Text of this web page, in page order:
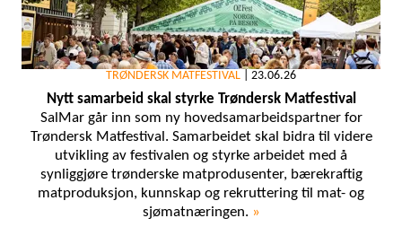
TRØNDERSK MATFESTIVAL 23.06.26
Nytt samarbeid skal styrke Trøndersk Matfestival
SalMar går inn som ny hovedsamarbeidspartner for
Trøndersk Matfestival. Samarbeidet skal bidra til videre
utvikling av festivalen og styrke arbeidet med å
synliggjøre trønderske matprodusenter, bærekraftig
matproduksjon, kunnskap og rekruttering til mat- og
sjømatnæringen. »